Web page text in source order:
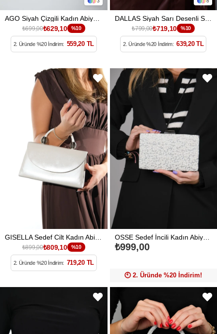
₺699,00₺629,10 %10
2. Üründe %20 İndirim: 559,20 TL
DALLAS Siyah Sarı Desenli Saten Kadın Abiye Çanta
₺799,00₺719,10 %10
2. Üründe %20 İndirim: 639,20 TL
GISELLA Sedef Cilt Kadın Abiye Çanta
₺899,00₺809,10 %10
2. Üründe %20 İndirim: 719,20 TL
OSSE Sedef İncili Kadın Abiye Çanta
₺999,00
🕙️ 2. Üründe %20 İndirim!